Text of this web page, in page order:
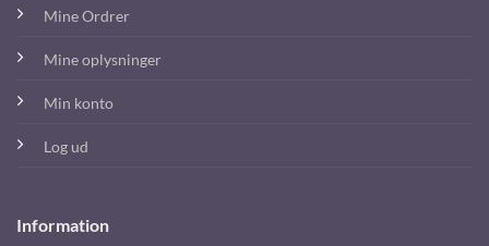
Mine Ordrer
Mine oplysninger
Min konto
Log ud
Information